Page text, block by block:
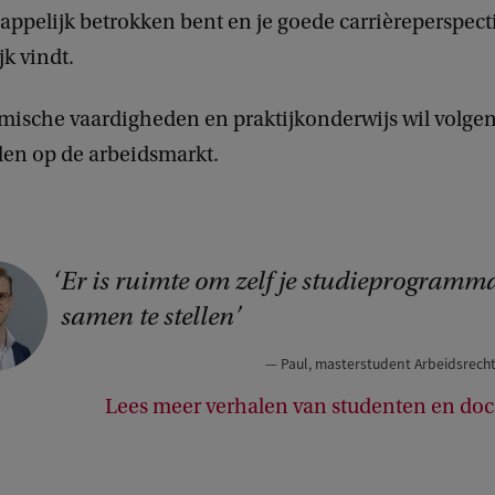
betrokken bent en je goede
vindt.
vaardigheden en praktijkonderwijs wil
op de arbeidsmarkt.
Er is ruimte om zelf je
samen te stellen
Paul, masterstudent
Lees meer verhalen van studenten en